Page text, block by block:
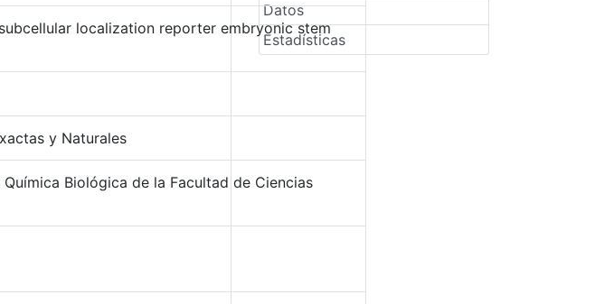
Datos
Estadísticas
localization reporter embryonic stem
y Naturales
Biológica de la Facultad de Ciencias